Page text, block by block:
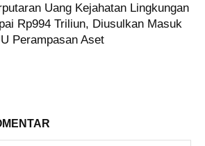
Uang Kejahatan Lingkungan
Rp994 Triliun, Diusulkan Masuk
Perampasan Aset